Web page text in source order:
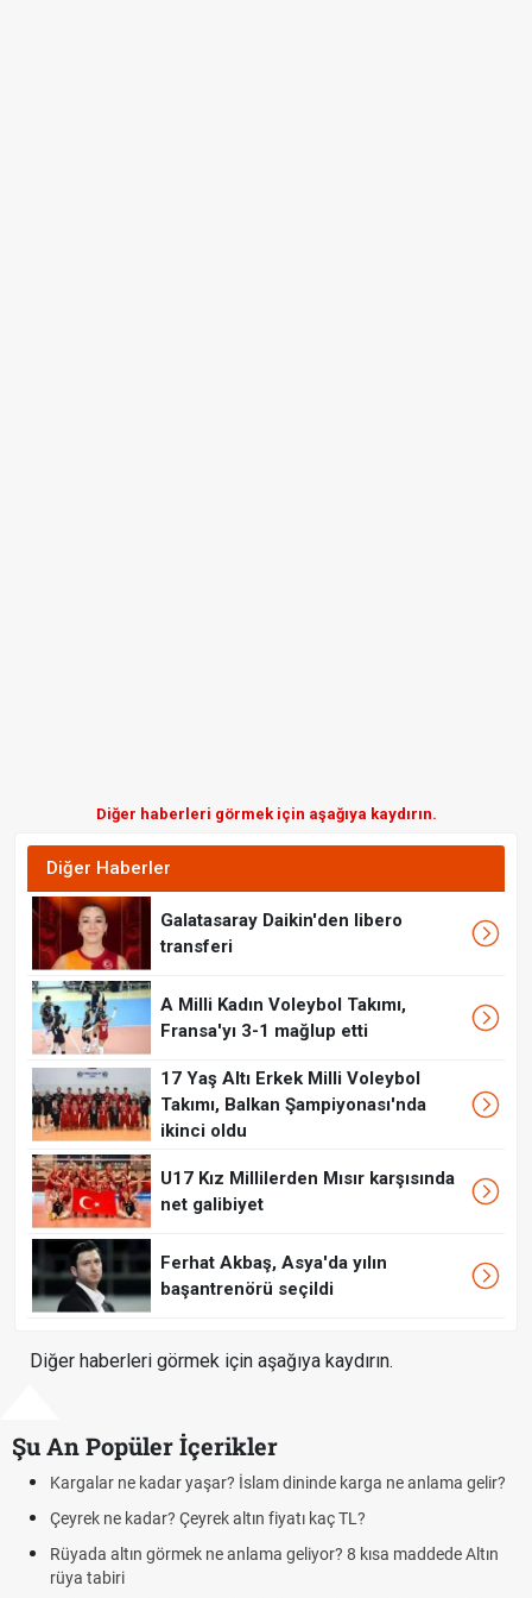
Diğer haberleri görmek için aşağıya kaydırın.
Diğer Haberler
Galatasaray Daikin'den libero
transferi
A Milli Kadın Voleybol Takımı,
Fransa'yı 3-1 mağlup etti
17 Yaş Altı Erkek Milli Voleybol
Takımı, Balkan Şampiyonası'nda
ikinci oldu
U17 Kız Millilerden Mısır karşısında
net galibiyet
Ferhat Akbaş, Asya'da yılın
başantrenörü seçildi
Diğer haberleri görmek için aşağıya kaydırın.
Şu An Popüler İçerikler
yaşar? İslam dininde karga ne anlama gelir?
Çeyrek altın fiyatı kaç TL?
görmek ne anlama geliyor? 8 kısa maddede Altın
Futbolda
Cemre düştü